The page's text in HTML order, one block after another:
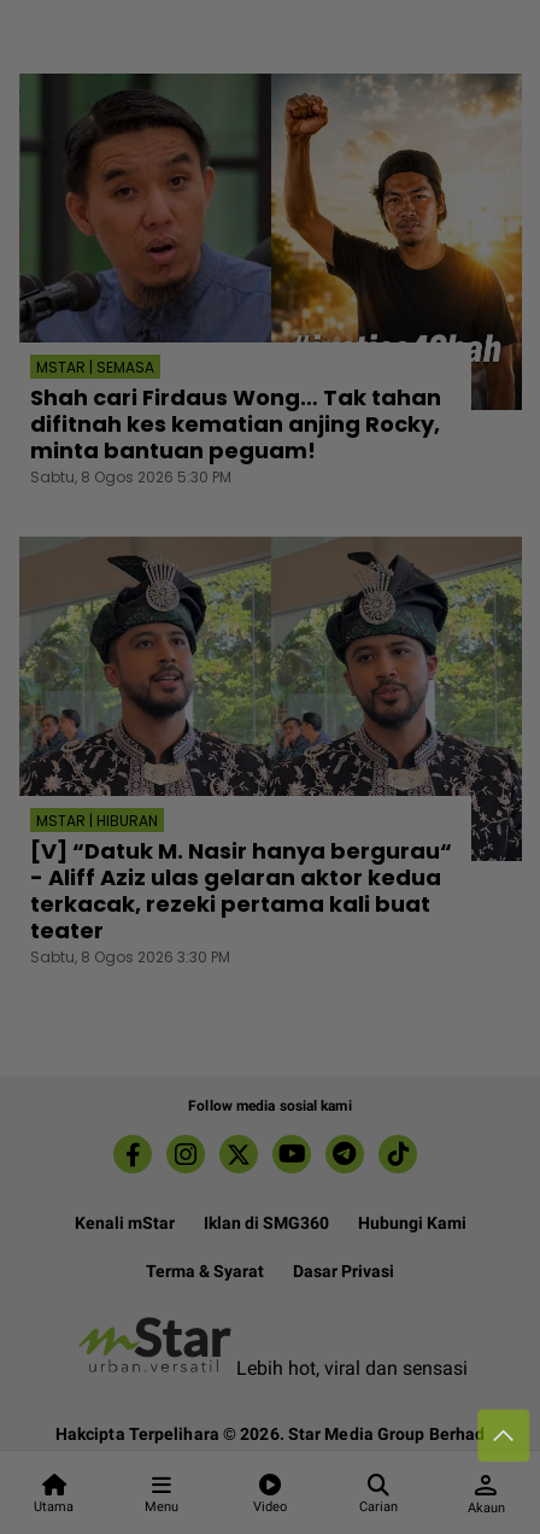
Utama Menu Video Carian
person
Akaun
MSTAR | SEMASA
Shah cari Firdaus Wong… Tak tahan
difitnah kes kematian anjing Rocky,
minta bantuan peguam!
Sabtu, 8 Ogos 2026 5:30 PM
MSTAR | HIBURAN
[V] “Datuk M. Nasir hanya bergurau“
- Aliff Aziz ulas gelaran aktor kedua
terkacak, rezeki pertama kali buat
teater
Sabtu, 8 Ogos 2026 3:30 PM
Follow media sosial kami
Kenali mStar Iklan di SMG360 Hubungi Kami
Terma & Syarat Dasar Privasi
Lebih hot, viral dan sensasi
Hakcipta Terpelihara ©2026. Star Media Group Berhad